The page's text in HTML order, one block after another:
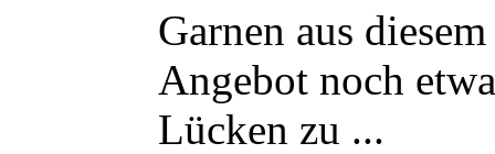
Garnen aus
Angebot noch
Lücken zu ...